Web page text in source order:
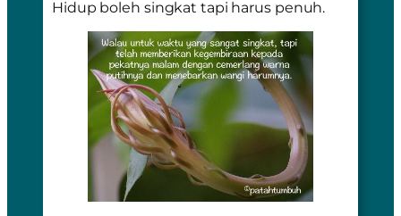
Hidup boleh singkat tapi harus penuh.